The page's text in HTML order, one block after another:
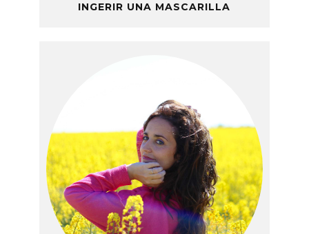
INGERIR UNA MASCARILLA